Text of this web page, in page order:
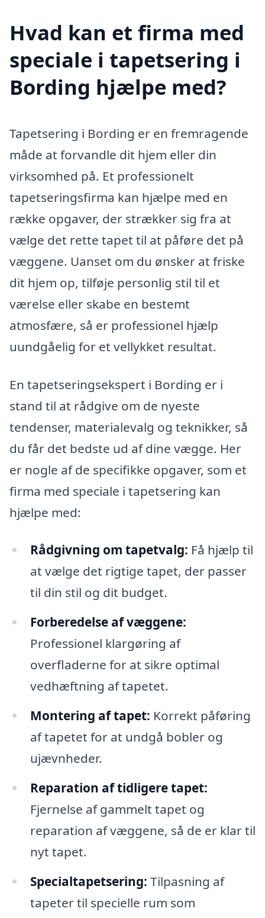
Hvad kan et firma med
speciale i tapetsering i
Bording hjælpe med?
Tapetsering i Bording er en fremragende
måde at forvandle dit hjem eller din
virksomhed på. Et professionelt
tapetseringsfirma kan hjælpe med en
række opgaver, der strækker sig fra at
vælge det rette tapet til at påføre det på
væggene. Uanset om du ønsker at friske
dit hjem op, tilføje personlig stil til et
værelse eller skabe en bestemt
atmosfære, så er professionel hjælp
uundgåelig for et vellykket resultat.
En tapetseringsekspert i Bording er i
stand til at rådgive om de nyeste
tendenser, materialevalg og teknikker, så
du får det bedste ud af dine vægge. Her
er nogle af de specifikke opgaver, som et
firma med speciale i tapetsering kan
hjælpe med:
Rådgivning om tapetvalg: Få hjælp til
at vælge det rigtige tapet, der passer
til din stil og dit budget.
Forberedelse af væggene:
Professionel klargøring af
overfladerne for at sikre optimal
vedhæftning af tapetet.
Montering af tapet: Korrekt påføring
af tapetet for at undgå bobler og
ujævnheder.
Reparation af tidligere tapet:
Fjernelse af gammelt tapet og
reparation af væggene, så de er klar til
nyt tapet.
Specialtapetsering: Tilpasning af
tapeter til specielle rum som